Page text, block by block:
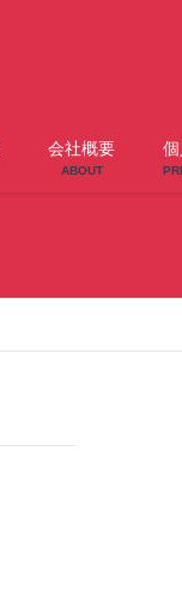
会社概要
ABOUT